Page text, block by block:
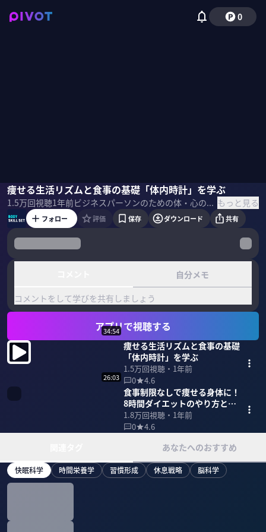
0
痩せる生活リズムと食事の基礎「体内時計」を学ぶ
1.5万回視聴1年前 ビジネスパーソンのための体・心の鍛え方を一流の専門家から学ぶ。近年注目されている、時間栄養学、体内時計の仕組みを解説いただく。 ＜ゲスト＞ 田原優／広島大学大学院 医系科学研究科 准教授 早稲田大学理工学部、同大学大学院先進理工学専攻卒業。博士（理学）。2015年より早稲田大学高等研究所助教、17年よりカリフォルニア大学ロサンゼルス校（UCLA）医学部助教、19年より早稲田大学理工学術院准教授を経て、22年より現職。研究開始当時より体内時計の研究を継続。発光イメージングによるマウス体内時計測定、食・運動・ストレスによる体内時計の調節などの成果を発表。新しい研究分野として時間栄養学の立ち上げに関わる。留学先のUCLAでは、最先端の神経科学を学び、認知症や自閉症のモデルマウスを用い、体内時計や睡眠の変化、さらに時間栄養学による疾患の改善効果を研究。最近は、時間健康科学として、個人に合わせた健康管理システムの創出を目指し、企業と連携しながら研究を進めている。常にヒトへの応用を意識しながら、最先端の基礎研究を行っている。 ＜目次＞ もっと見る
成田修造田原優国山ハセン
フォロー 評価 保存 ダウンロード 共有
自分メモ
コメントをして学びを共有しましょう
アプリで視聴する
34:54
痩せる生活リズムと食事の基礎
「体内時計」を学ぶ
1.5万回視聴・ 1年前
0
4.6
26:03
食事制限なしで痩せる身体に！
8時間ダイエットのやり方と効
果
1.8万回視聴・ 1年前
0
4.6
あなたへのおすすめ
快眠科学 時間栄養学 習慣形成 休息戦略 脳科学